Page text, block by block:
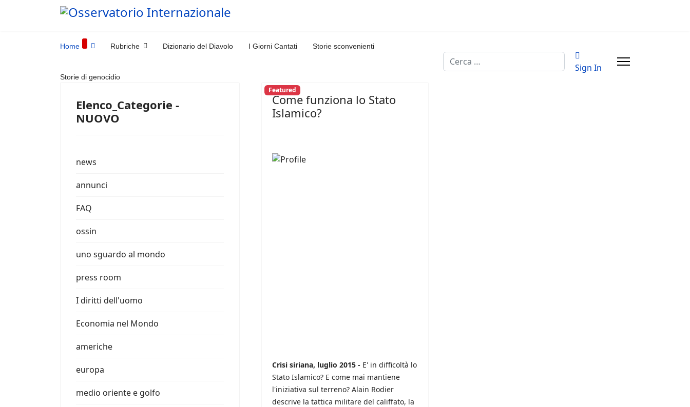
Home Rubriche Dizionario del Diavolo I Giorni Cantati Storie sconvenienti
Storie di genocidio
Cerca
Sign In
Elenco_Categorie -
NUOVO
news
annunci
FAQ
ossin
uno sguardo al mondo
press room
I diritti dell'uomo
Economia nel Mondo
americhe
europa
medio oriente e golfo
Featured
Come funziona lo Stato
Islamico?
Crisi siriana, luglio 2015 - E' in difficoltà lo
Stato Islamico? E come mai mantiene
l'iniziativa sul terreno? Alain Rodier
descrive la tattica militare del califfato, la